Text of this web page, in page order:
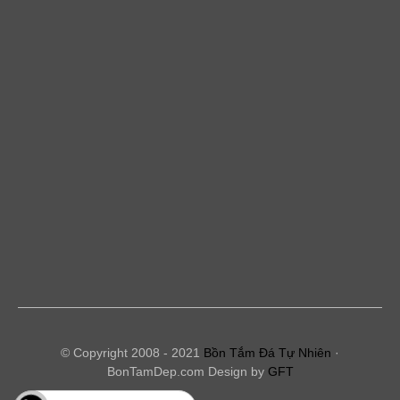
© Copyright 2008 - 2021 Bồn Tắm Đá Tự Nhiên ·
BonTamDep.com Design by GFT